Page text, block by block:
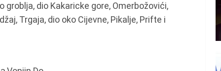
groblja, dio Kakaricke gore, Omerbožovići,
Trgaja, dio oko Cijevne, Pikalje, Prifte i